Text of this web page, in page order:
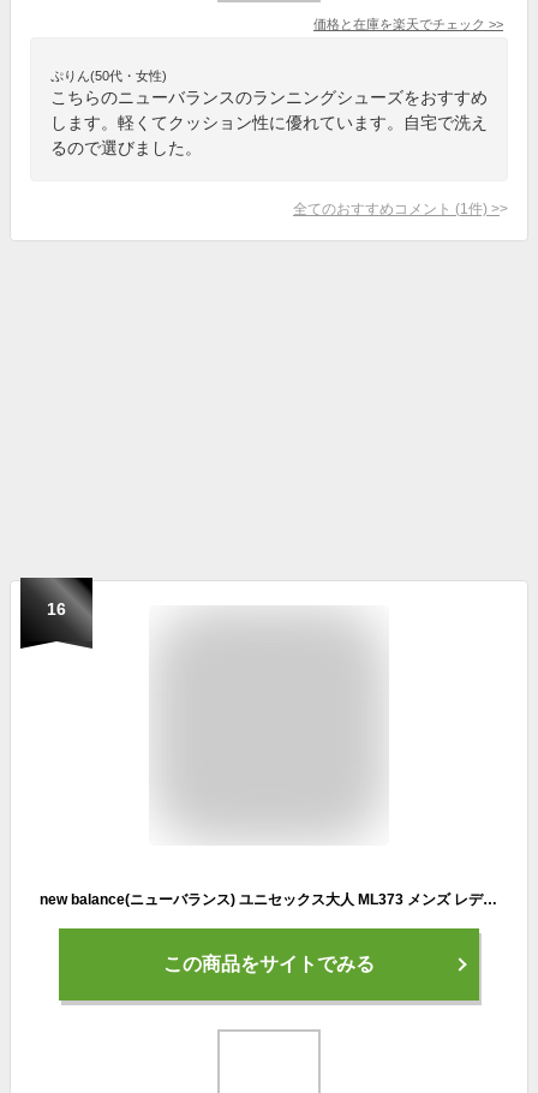
価格と在庫を楽天でチェック >>
ぷりん(50代・女性)
こちらのニューバランスのランニングシューズをおすすめ
します。軽くてクッション性に優れています。自宅で洗え
るので選びました。
全てのおすすめコメント (1 件) >
16
new balance(ニューバランス) ユニセックス大人 ML373 メンズ レディーススニーカー PK2(BLACK) 26.0 cm
この商品をサイトでみる